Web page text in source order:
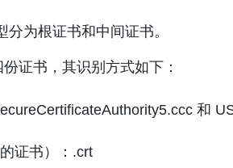
为根证书和中间证书。
证书，其识别方式如下：
和
证书）：.crt